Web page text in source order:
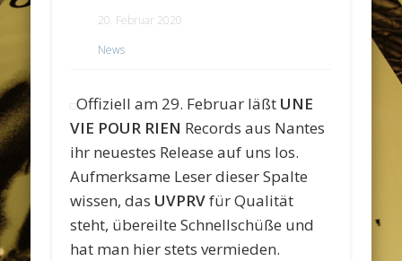
20. Februar 2020
News
Offiziell am 29. Februar läßt UNE
VIE POUR RIEN Records aus Nantes
ihr neuestes Release auf uns los.
Aufmerksame Leser dieser Spalte
wissen, das UVPRVfür Qualität
steht, übereilte Schnellschüße und
hat man hier stets vermieden.